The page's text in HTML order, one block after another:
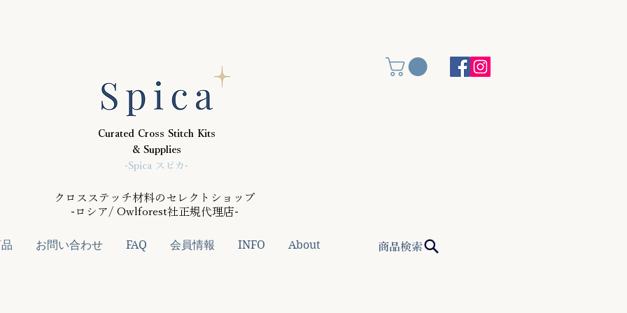
Curated Cross Stitch Kits
& Supplies
-Spica スピカ-
クロスステッチ材料のセレクトショップ
-ロシア/ Owlforest社正規代理店-
お問い合わせ FAQ 会員情報 INFO About 商品検索